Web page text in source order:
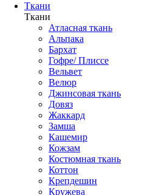
Ткани
Ткани
Атласная ткань
Альпака
Бархат
Гофре/ Плиссе
Вельвет
Велюр
Джинсовая ткань
Довяз
Жаккард
Замша
Кашемир
Кожзам
Костюмная ткань
Коттон
Крепдешин
Кружева